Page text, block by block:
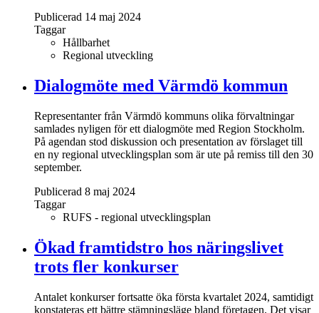
Publicerad 14 maj 2024
Taggar
Hållbarhet
Regional utveckling
Dialogmöte med Värmdö kommun
Representanter från Värmdö kommuns olika förvaltningar
samlades nyligen för ett dialogmöte med Region Stockholm.
På agendan stod diskussion och presentation av förslaget till
en ny regional utvecklingsplan som är ute på remiss till den 30
september.
Publicerad 8 maj 2024
Taggar
RUFS - regional utvecklingsplan
Ökad framtidstro hos näringslivet
trots fler konkurser
Antalet konkurser fortsatte öka första kvartalet 2024, samtidigt
konstateras ett bättre stämningsläge bland företagen. Det visar